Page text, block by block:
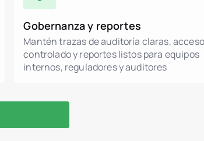
Gobernanza y reportes
Mantén trazas de auditoría claras, acceso
controlado y reportes listos para equipos
internos, reguladores y auditores